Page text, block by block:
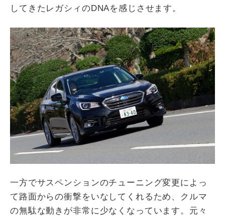
してきたレガシィのDNAを感じさせます。
一方でサスペンションのチューニング変更によっ
て路面からの衝撃をいなしてくれるため、クルマ
の無駄な動きが非常に少なくなっています。元々